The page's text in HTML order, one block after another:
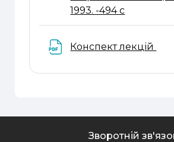
1993. -494 сURL
Конспект лекцій
Зворотній